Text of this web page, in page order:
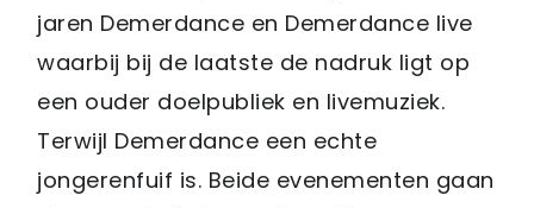
CONTACT
jaren Demerdance en Demerdance live
waarbij bij de laatste de nadruk ligt op
een ouder doelpubliek en livemuziek.
Terwijl Demerdance een echte
jongerenfuif is. Beide evenementen gaan